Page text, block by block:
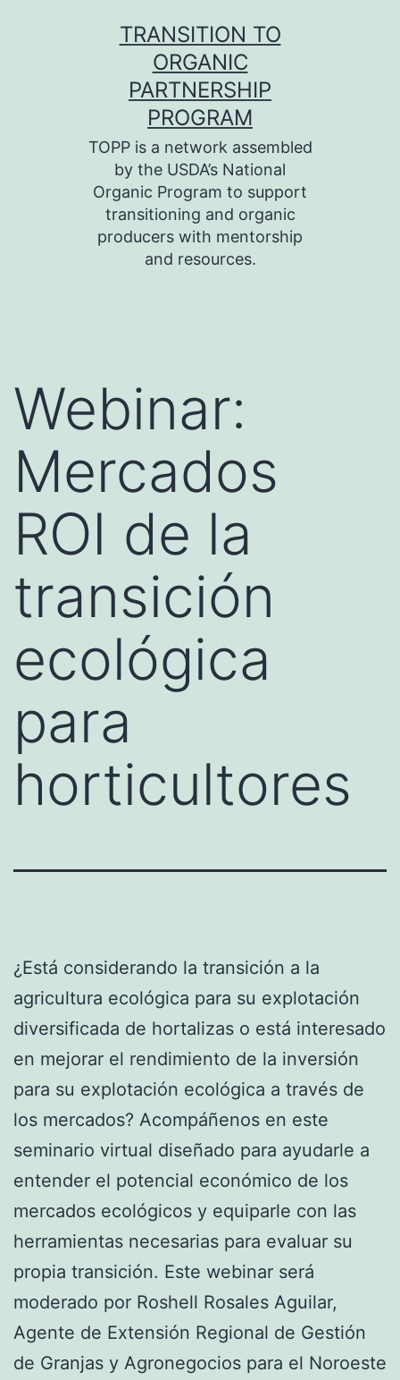
TRANSITION TO
ORGANIC
PARTNERSHIP
PROGRAM
TOPP is a network assembled
by the USDA’s National
Organic Program to support
transitioning and organic
producers with mentorship
and resources.
Webinar:
Mercados
ROI de la
transición
ecológica
para
horticultores
¿Está considerando la transición a la
agricultura ecológica para su explotación
diversificada de hortalizas o está interesado
en mejorar el rendimiento de la inversión
para su explotación ecológica a través de
los mercados? Acompáñenos en este
seminario virtual diseñado para ayudarle a
entender el potencial económico de los
mercados ecológicos y equiparle con las
herramientas necesarias para evaluar su
propia transición. Este webinar será
moderado por Roshell Rosales Aguilar,
Agente de Extensión Regional de Gestión
de Granjas y Agronegocios para el Noroeste